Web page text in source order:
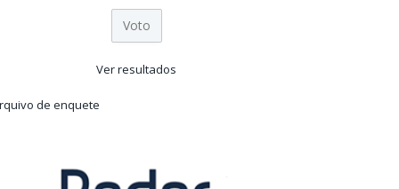
Ver resultados
de enquete